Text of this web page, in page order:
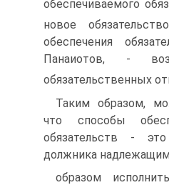
обеспечиваемого
новое обязательство
обеспечения
Панаиотов, -
обязательственных
Таким образом,
что способы
обязательств -
должника надлежащим
образом